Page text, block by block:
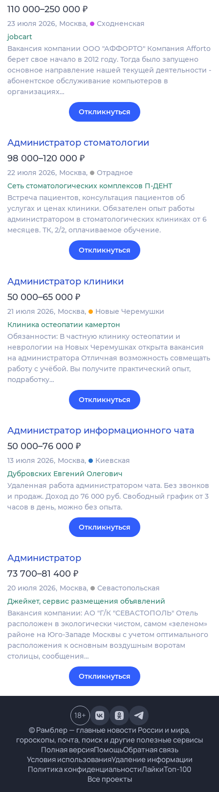
110 000–250 000 ₽
23 июля 2026 Москва
Сходненская
jobcart
Вакансия компании ООО "АФФОРТО" Компания Afforto
берет свое начало в 2012 году. Тогда было запущено
основное направление нашей текущей деятельности -
абонентское обслуживание компьютеров в
организациях…
Откликнуться
Администратор стоматологии
98 000–120 000 ₽
22 июля 2026 Москва
Отрадное
Сеть стоматологических комплексов П-ДЕНТ
Встреча пациентов, консультация пациентов об
услугах и ценах клиники. Обязателен опыт работы
администратором в стоматологических клиниках от 6
месяцев. ТК, 2/2, оплачиваемое обучение.
Откликнуться
Администратор клиники
50 000–65 000 ₽
21 июля 2026 Москва
Новые Черемушки
Клиника остеопатии камертон
Обязанности: В частную клинику остеопатии и
неврологии на Новых Черемушках открыта вакансия
на администратора Отличная возможность совмещать
работу с учёбой. Вы получите практический опыт,
подработку…
Откликнуться
Администратор информационного чата
50 000–76 000 ₽
13 июля 2026 Москва
Киевская
Дубровских Евгений Олегович
Удаленная работа администратором чата. Без звонков
и продаж. Доход до 76 000 руб. Свободный график от 3
часов в день, можно без опыта.
Откликнуться
Администратор
73 700–81 400 ₽
20 июля 2026 Москва
Севастопольская
Джейкет, сервис размещения объявлений
Вакансия компании: АО "Г/К "СЕВАСТОПОЛЬ" Отель
расположен в экологически чистом, самом «зеленом»
районе на Юго-Западе Москвы с учетом оптимального
расположения к основным воздушным воротам
столицы, сообщения…
Откликнуться
© Рамблер — главные новости России и мира,
гороскопы, почта, поиск и другие полезные сервисы
Полная версияПомощьОбратная связь
Условия использованияУдаление информации
Политика конфиденциальностиЛайкиТоп-100
Все проекты
18+